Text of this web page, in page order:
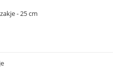
- 25 cm